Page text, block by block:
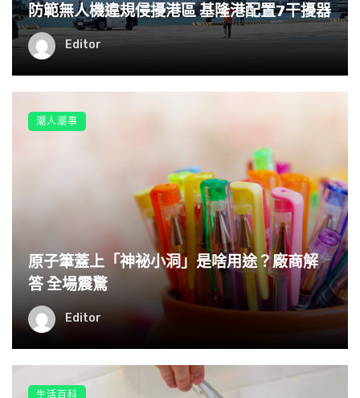
防範無人機違規侵擾港區 基隆港配置7干擾器
Editor
原子筆蓋上「神祕小洞」是啥用途？廠商解
答 全場震驚
Editor
潮人潮事
生活百科